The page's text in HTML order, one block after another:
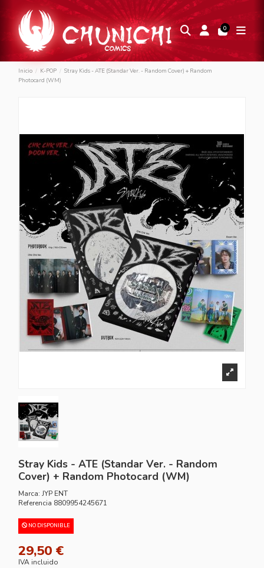
0
Inicio K-POP
Stray Kids - ATE (Standar Ver. - Random Cover) + Random
Photocard (WM)
Stray Kids - ATE (Standar Ver. - Random
Cover) + Random Photocard (WM)
Marca: JYP ENT
Referencia 8809954245671
NO DISPONIBLE
29,50 €
IVA incluido